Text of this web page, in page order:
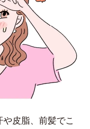
皮脂、前髪でこ